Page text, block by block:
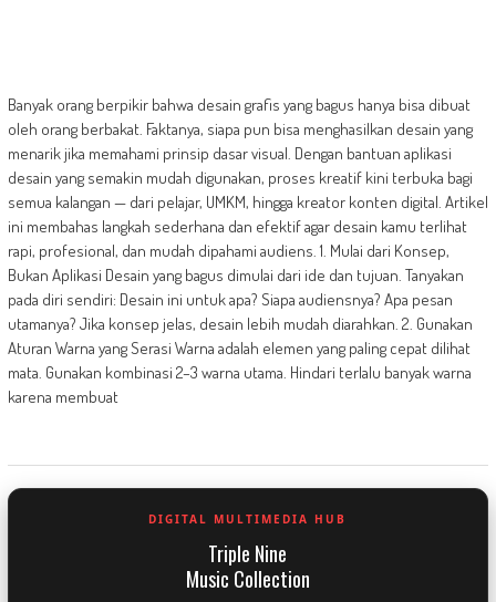
Banyak orang berpikir bahwa desain grafis yang bagus hanya bisa dibuat
oleh orang berbakat. Faktanya, siapa pun bisa menghasilkan desain yang
menarik jika memahami prinsip dasar visual. Dengan bantuan aplikasi
desain yang semakin mudah digunakan, proses kreatif kini terbuka bagi
semua kalangan — dari pelajar, UMKM, hingga kreator konten digital. Artikel
ini membahas langkah sederhana dan efektif agar desain kamu terlihat
rapi, profesional, dan mudah dipahami audiens. 1. Mulai dari Konsep,
Bukan Aplikasi Desain yang bagus dimulai dari ide dan tujuan. Tanyakan
pada diri sendiri: Desain ini untuk apa? Siapa audiensnya? Apa pesan
utamanya? Jika konsep jelas, desain lebih mudah diarahkan. 2. Gunakan
Aturan Warna yang Serasi Warna adalah elemen yang paling cepat dilihat
mata. Gunakan kombinasi 2–3 warna utama. Hindari terlalu banyak warna
karena membuat
DIGITAL MULTIMEDIA HUB
Triple Nine
Music Collection